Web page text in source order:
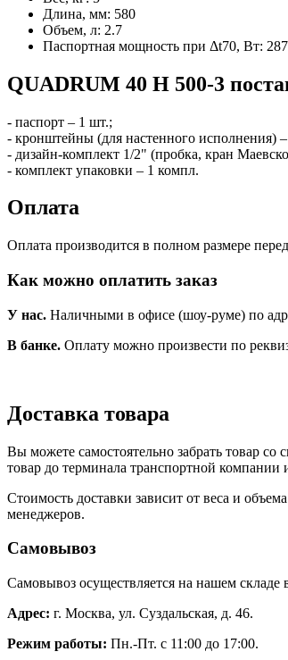
Длина, мм: 580
Объем, л: 2.7
Паспортная мощность при Δt70, Вт: 287
QUADRUM 40 H 500-3
- паспорт – 1 шт.;
- кронштейны (для настенного исполнения)
- дизайн-комплект 1/2" (пробка, кран
- комплект упаковки – 1 компл.
Оплата
Оплата производится в полном размере
Как можно оплатить заказ
У нас. Наличными в офисе (шоу-руме) по
В банке. Оплату можно произвести по
Доставка товара
Вы можете самостоятельно забрать товар
товар до терминала транспортной компании
Стоимость доставки зависит от веса и
менеджеров.
Самовывоз
Самовывоз осуществляется на нашем складе
Адрес: г. Москва, ул. Суздальская, д. 46.
Режим работы: Пн.-Пт. с 11:00 до 17:00.